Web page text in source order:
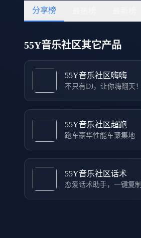
分享榜
55Y音乐社区其它产品
55Y音乐社区嗨嗨
不只有DJ，让你嗨翻天！
55Y音乐社区超跑
跑车豪华性能车聚集地
55Y音乐社区话术
恋爱话术助手，一键复制